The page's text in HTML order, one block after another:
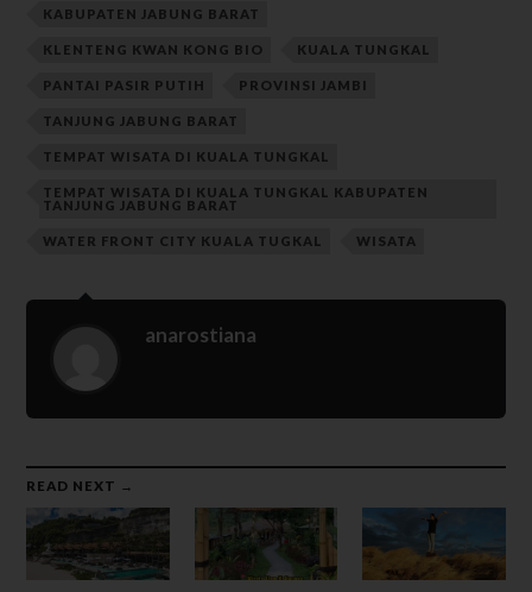
KABUPATEN JABUNG BARAT
KLENTENG KWAN KONG BIO KUALA TUNGKAL
PANTAI PASIR PUTIH PROVINSI JAMBI
TANJUNG JABUNG BARAT
TEMPAT WISATA DI KUALA TUNGKAL
TEMPAT WISATA DI KUALA TUNGKAL KABUPATEN
TANJUNG JABUNG BARAT
WATER FRONT CITY KUALA TUGKAL WISATA
anarostiana
READ NEXT →